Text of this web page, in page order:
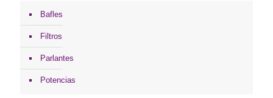
Bafles
Filtros
Parlantes
Potencias